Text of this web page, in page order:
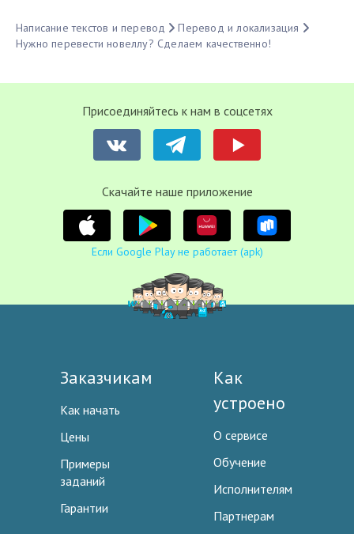
Написание текстов и перевод
Перевод и локализация
Нужно перевести новеллу? Сделаем качественно!
Присоединяйтесь к нам в соцсетях
Cкачайте наше приложение
Если Google Play не работает (apk)
Заказчикам
Как начать
Цены
Примеры
заданий
Гарантии
Как
устроено
О сервисе
Обучение
Исполнителям
Партнерам